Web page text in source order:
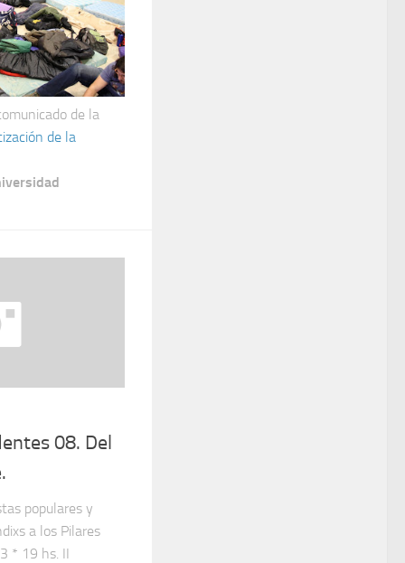
de la
de la
08. Del
populares y
a los Pilares
* 19 hs. II